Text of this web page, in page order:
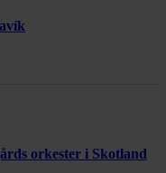
orkester i Skotland